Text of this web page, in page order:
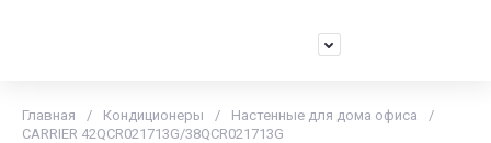
Главная / Кондиционеры / Настенные для дома офиса
/
CARRIER 42QCR021713G/38QCR021713G